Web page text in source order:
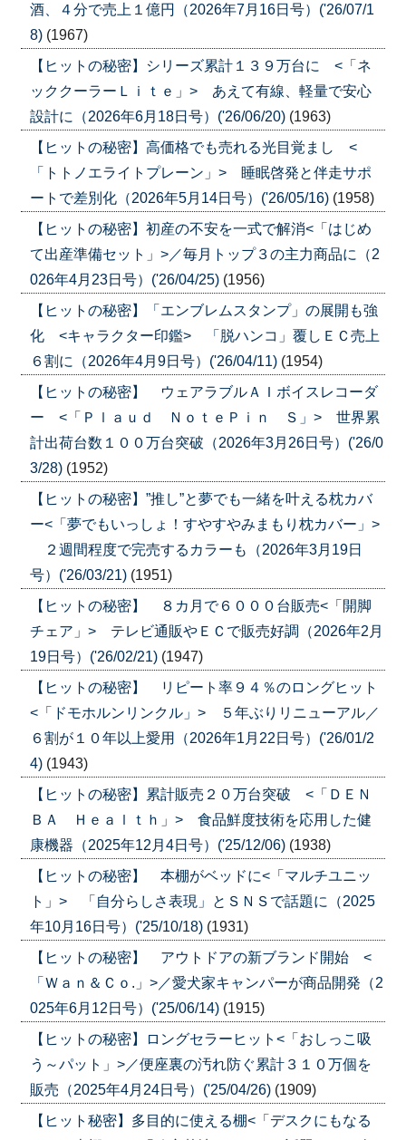
酒、４分で売上１億円（2026年7月16日号）('26/07/1
8) (1967)
【ヒットの秘密】シリーズ累計１３９万台に <「ネ
ッククーラーＬｉｔｅ」> あえて有線、軽量で安心
設計に（2026年6月18日号）('26/06/20) (1963)
【ヒットの秘密】高価格でも売れる光目覚まし <
「トトノエライトプレーン」> 睡眠啓発と伴走サポ
ートで差別化（2026年5月14日号）('26/05/16) (1958)
【ヒットの秘密】初産の不安を一式で解消<「はじめ
て出産準備セット」>／毎月トップ３の主力商品に（2
026年4月23日号）('26/04/25) (1956)
【ヒットの秘密】「エンブレムスタンプ」の展開も強
化 <キャラクター印鑑> 「脱ハンコ」覆しＥＣ売上
６割に（2026年4月9日号）('26/04/11) (1954)
【ヒットの秘密】 ウェアラブルＡＩボイスレコーダ
ー <「Ｐｌａｕｄ ＮｏｔｅＰｉｎ Ｓ」> 世界累
計出荷台数１００万台突破（2026年3月26日号）('26/0
3/28) (1952)
【ヒットの秘密】”推し”と夢でも一緒を叶える枕カバ
ー<「夢でもいっしょ！すやすやみまもり枕カバー」>
２週間程度で完売するカラーも（2026年3月19日
号）('26/03/21) (1951)
【ヒットの秘密】 ８カ月で６０００台販売<「開脚
チェア」> テレビ通販やＥＣで販売好調（2026年2月
19日号）('26/02/21) (1947)
【ヒットの秘密】 リピート率９４％のロングヒット
<「ドモホルンリンクル」> ５年ぶりリニューアル／
６割が１０年以上愛用（2026年1月22日号）('26/01/2
4) (1943)
【ヒットの秘密】累計販売２０万台突破 <「ＤＥＮ
ＢＡ Ｈｅａｌｔｈ」> 食品鮮度技術を応用した健
康機器（2025年12月4日号）('25/12/06) (1938)
【ヒットの秘密】 本棚がベッドに<「マルチユニッ
ト」> 「自分らしさ表現」とＳＮＳで話題に（2025
年10月16日号）('25/10/18) (1931)
【ヒットの秘密】 アウトドアの新ブランド開始 <
「Ｗａｎ＆Ｃｏ.」>／愛犬家キャンパーが商品開発（2
025年6月12日号）('25/06/14) (1915)
【ヒットの秘密】ロングセラーヒット<「おしっこ吸
う～パット」>／便座裏の汚れ防ぐ累計３１０万個を
販売（2025年4月24日号）('25/04/26) (1909)
【ヒット秘密】多目的に使える棚<「デスクにもなる